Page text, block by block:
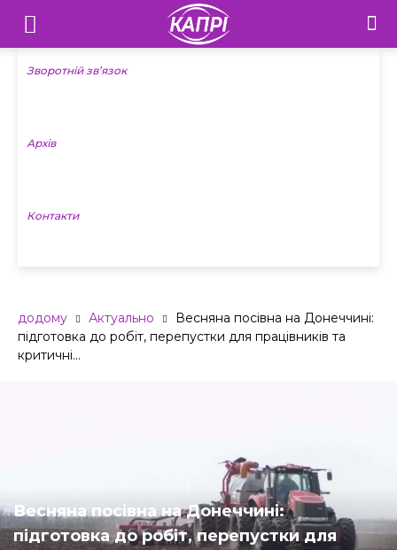
Телебачення
«Капрі»
Новини
Зворотній зв’язок
Архів
Контакти
додому Актуально
Весняна посівна на Донеччині:
підготовка до робіт, перепустки для працівників та
критичні...
Весняна посівна на Донеччині:
підготовка до робіт, перепустки для